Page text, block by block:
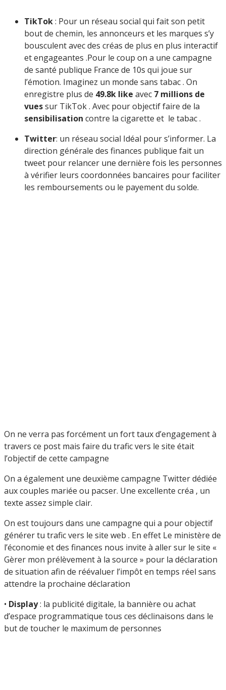
TikTok: Pour un réseau social qui fait son petit
bout de chemin, les annonceurs et les marques s’y
bousculent avec des créas de plus en plus interactif
et engageantes .Pour le coup on a une campagne
de santé publique France de 10s qui joue sur
l’émotion. Imaginez un monde sans tabac . On
enregistre plus de 49.8k like avec 7 millions de
vuessur TikTok . Avec pour objectif faire de la
sensibilisation contre la cigarette et le tabac .
Twitter: un réseau social Idéal pour s’informer. La
direction générale des finances publique fait un
tweet pour relancer une dernière fois les personnes
à vérifier leurs coordonnées bancaires pour faciliter
les remboursements ou le payement du solde.
On ne verra pas forcément un fort taux d’engagement à
travers ce post mais faire du trafic vers le site était
l’objectif de cette campagne
On a également une deuxième campagne Twitter dédiée
aux couples mariée ou pacser. Une excellente créa , un
texte assez simple clair.
On est toujours dans une campagne qui a pour objectif
générer tu trafic vers le site web . En effet Le ministère de
l’économie et des finances nous invite à aller sur le site «
Gèrer mon prélèvement à la source » pour la déclaration
de situation afin de réévaluer l’impôt en temps réel sans
attendre la prochaine déclaration
• Display: la publicité digitale, la bannière ou achat
d’espace programmatique tous ces déclinaisons dans le
but de toucher le maximum de personnes